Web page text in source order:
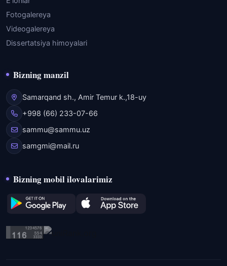
Fotogalereya
Videogalereya
Dissertatsiya himoyalari
Bizning manzil
Samarqand sh., Amir Temur k.,18-uy
+998 (66) 233-07-66
sammu@sammu.uz
samgmi@mail.ru
Bizning mobil ilovalarimiz